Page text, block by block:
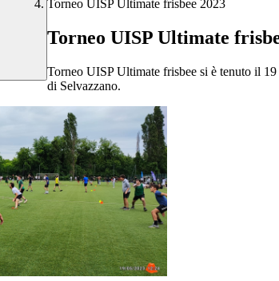
Torneo UISP Ultimate frisbee 2023
Torneo UISP Ultimate
Torneo UISP Ultimate frisbee si è tenuto il
di Selvazzano.